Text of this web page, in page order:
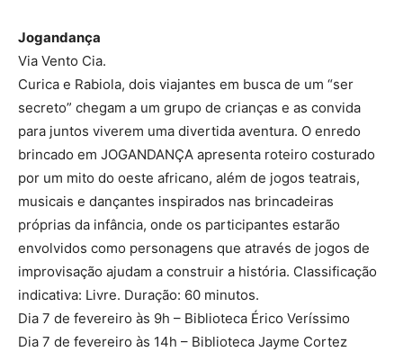
Jogandança
Via Vento Cia.
Curica e Rabiola, dois viajantes em busca de um “ser
secreto” chegam a um grupo de crianças e as convida
para juntos viverem uma divertida aventura. O enredo
brincado em JOGANDANÇA apresenta roteiro costurado
por um mito do oeste africano, além de jogos teatrais,
musicais e dançantes inspirados nas brincadeiras
próprias da infância, onde os participantes estarão
envolvidos como personagens que através de jogos de
improvisação ajudam a construir a história. Classificação
indicativa: Livre. Duração: 60 minutos.
Dia 7 de fevereiro às 9h – Biblioteca Érico Veríssimo
Dia 7 de fevereiro às 14h – Biblioteca Jayme Cortez